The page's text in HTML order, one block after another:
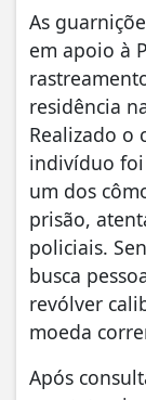
As
em apoio à
residência
Realizado o
indivíduo foi
um dos
prisão,
policiais.
busca
revólver
moeda
Após